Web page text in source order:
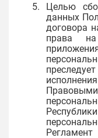
5. Целью
данных
договора
права на